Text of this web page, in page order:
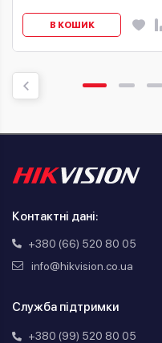
В КОШИК
Контактні дані:
+380 (66) 520 80 05
info@hikvision.co.ua
Служба підтримки
+380 (99) 520 80 05